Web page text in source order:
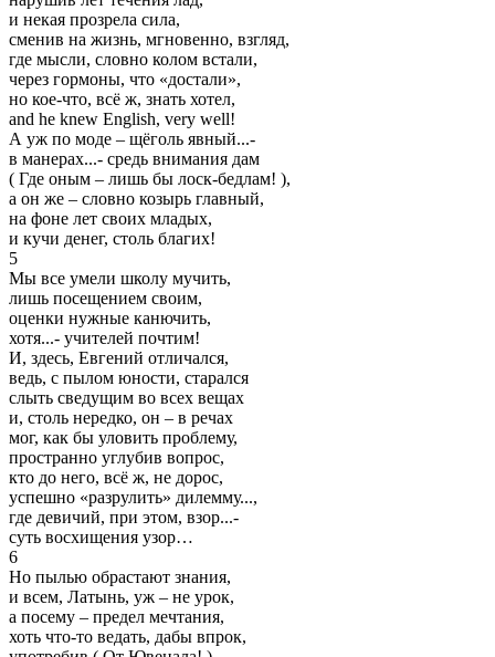
и некая прозрела сила,
сменив на жизнь, мгновенно, взгляд,
где мысли, словно колом встали,
через гормоны, что «достали»,
но кое-что, всё ж, знать хотел,
and he knew English, very well!
А уж по моде – щёголь явный...-
в манерах...- средь внимания дам
( Где оным – лишь бы лоск-бедлам! ),
а он же – словно козырь главный,
на фоне лет своих младых,
и кучи денег, столь благих!
5
Мы все умели школу мучить,
лишь посещением своим,
оценки нужные канючить,
хотя...- учителей почтим!
И, здесь, Евгений отличался,
ведь, с пылом юности, старался
слыть сведущим во всех вещах
и, столь нередко, он – в речах
мог, как бы уловить проблему,
пространно углубив вопрос,
кто до него, всё ж, не дорос,
успешно «разрулить» дилемму...,
где девичий, при этом, взор...-
суть восхищения узор…
6
Но пылью обрастают знания,
и всем, Латынь, уж – не урок,
а посему – предел мечтания,
хоть что-то ведать, дабы впрок,